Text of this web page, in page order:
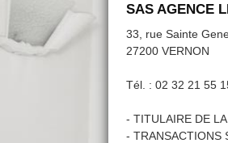
SAS AGENCE
33, rue Sainte
27200 VERNON
Tél. : 02 32 21 55
- TITULAIRE DE
- TRANSACTIONS